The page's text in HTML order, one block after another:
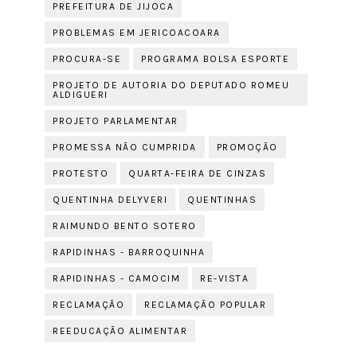
PREFEITURA DE JIJOCA
PROBLEMAS EM JERICOACOARA
PROCURA-SE PROGRAMA BOLSA ESPORTE
PROJETO DE AUTORIA DO DEPUTADO ROMEU
ALDIGUERI
PROJETO PARLAMENTAR
PROMESSA NÃO CUMPRIDA PROMOÇÃO
PROTESTO QUARTA-FEIRA DE CINZAS
QUENTINHA DELYVERI QUENTINHAS
RAIMUNDO BENTO SOTERO
RAPIDINHAS - BARROQUINHA
RAPIDINHAS - CAMOCIM RE-VISTA
RECLAMAÇÃO RECLAMAÇÃO POPULAR
REEDUCAÇÃO ALIMENTAR